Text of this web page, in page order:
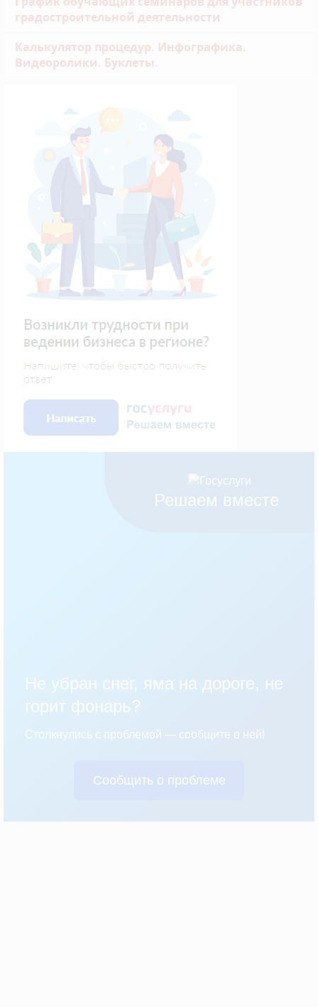
градостроительной деятельности
Калькулятор процедур. Инфографика.
Видеоролики. Буклеты.
Решаем вместе
Не убран снег, яма на дороге, не
горит фонарь?
Столкнулись с проблемой — сообщите о ней!
Сообщить о проблеме